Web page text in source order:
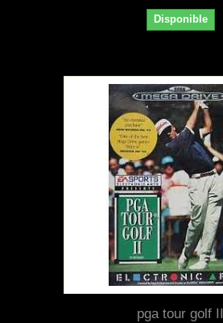
Disponible
pga tour golf II